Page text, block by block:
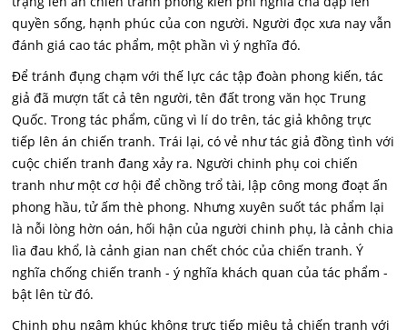
quyền sống, hạnh phúc của con người. Người đọc xưa nay vẫn
đánh giá cao tác phẩm, một phần vì ý nghĩa đó.
Để tránh đụng chạm với thế lực các tập đoàn phong kiến, tác
giả đã mượn tất cả tên người, tên đất trong văn học Trung
Quốc. Trong tác phẩm, cũng vì lí do trên, tác giả không trực
tiếp lên án chiến tranh. Trái lại, có vẻ như tác giả đồng tình với
cuộc chiến tranh đang xảy ra. Người chinh phụ coi chiến
tranh như một cơ hội để chồng trổ tài, lập công mong đoạt ấn
phong hầu, tử ấm thè phong. Nhưng xuyên suốt tác phẩm lại
là nỗi lòng hờn oán, hối hận của người chinh phụ, là cảnh chia
lìa đau khổ, là cảnh gian nan chết chóc của chiến tranh. Ý
nghĩa chống chiến tranh - ý nghĩa khách quan của tác phẩm -
bật lên từ đó.
Chinh phụ ngâm khúc không trực tiếp miêu tả chiến tranh với